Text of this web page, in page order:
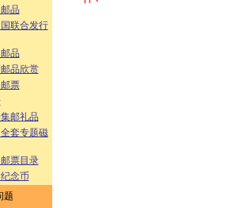
品
联合发行
品
品欣赏
票
邮礼品
套专题磁
票目录
念币
题